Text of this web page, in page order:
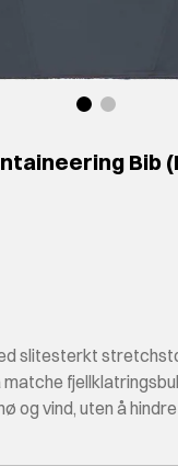
Bib
slitesterkt
og vind, uten å